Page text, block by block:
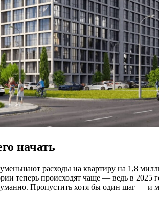
начать
расходы на квартиру на 1,8
теперь происходят чаще — ведь в 2025
Пропустить хотя бы один шаг — и